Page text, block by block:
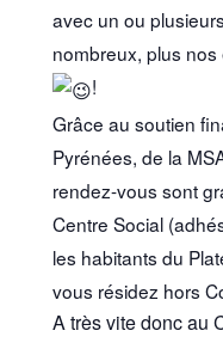
avec un ou
nombreux, plus
!
Grâce au soutien
Pyrénées, de la
rendez-vous sont
Centre Social
les habitants du
vous résidez hors
A très vite donc au